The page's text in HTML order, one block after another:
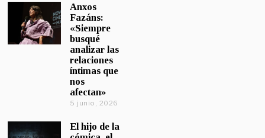
Anxos
Fazáns:
«Siempre
busqué
analizar las
relaciones
íntimas que
nos
afectan»
5 junio, 2026
El hijo de la